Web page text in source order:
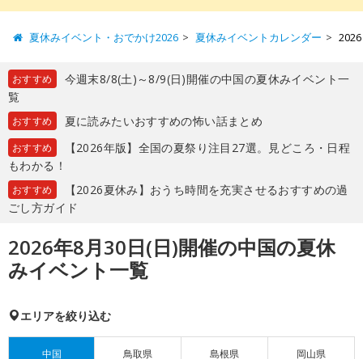
夏休みイベント・おでかけ2026 夏休みイベントカレンダー
おすすめ
今週末8/8(土)～8/9(日)開催の中国の夏休みイベント一
覧
おすすめ 夏に読みたいおすすめの怖い話まとめ
おすすめ
【2026年版】全国の夏祭り注目27選。見どころ・日程
もわかる！
おすすめ
【2026夏休み】おうち時間を充実させるおすすめの過
ごし方ガイド
2026年8月30日(日)開催の中国の夏休
みイベント一覧
エリアを絞り込む
中国 鳥取県 島根県 岡山県